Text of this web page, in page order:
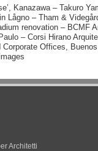
Kanazawa – Takuro
Lågno – Tham &
renovation – BCMF
– Corsi Hirano
Offices,
Architetti